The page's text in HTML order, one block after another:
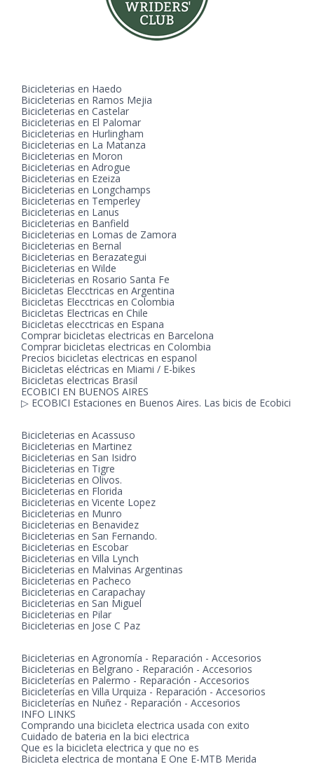
Bicicleterias en Haedo
Bicicleterias en Ramos Mejia
Bicicleterias en Castelar
Bicicleterias en El Palomar
Bicicleterias en Hurlingham
Bicicleterias en La Matanza
Bicicleterias en Moron
Bicicleterias en Adrogue
Bicicleterias en Ezeiza
Bicicleterias en Longchamps
Bicicleterias en Temperley
Bicicleterias en Lanus
Bicicleterias en Banfield
Bicicleterias en Lomas de Zamora
Bicicleterias en Bernal
Bicicleterias en Berazategui
Bicicleterias en Wilde
Bicicleterias en Rosario Santa Fe
Bicicletas Elecctricas en Argentina
Bicicletas Elecctricas en Colombia
Bicicletas Electricas en Chile
Bicicletas elecctricas en Espana
Comprar bicicletas electricas en Barcelona
Comprar bicicletas electricas en Colombia
Precios bicicletas electricas en espanol
Bicicletas eléctricas en Miami / E-bikes
Bicicletas electricas Brasil
ECOBICI EN BUENOS AIRES
▷ ECOBICI Estaciones en Buenos Aires. Las bicis de Ecobici
Bicicleterias en Acassuso
Bicicleterias en Martinez
Bicicleterias en San Isidro
Bicicleterias en Tigre
Bicicleterias en Olivos.
Bicicleterias en Florida
Bicicleterias en Vicente Lopez
Bicicleterias en Munro
Bicicleterias en Benavidez
Bicicleterias en San Fernando.
Bicicleterias en Escobar
Bicicleterias en Villa Lynch
Bicicleterias en Malvinas Argentinas
Bicicleterias en Pacheco
Bicicleterias en Carapachay
Bicicleterias en San Miguel
Bicicleterias en Pilar
Bicicleterias en Jose C Paz
Bicicleterias en Agronomía - Reparación - Accesorios
Bicicleterias en Belgrano - Reparación - Accesorios
Bicicleterías en Palermo - Reparación - Accesorios
Bicicleterías en Villa Urquiza - Reparación - Accesorios
Bicicleterías en Nuñez - Reparación - Accesorios
INFO LINKS
Comprando una bicicleta electrica usada con exito
Cuidado de bateria en la bici electrica
Que es la bicicleta electrica y que no es
Bicicleta electrica de montana E One E-MTB Merida